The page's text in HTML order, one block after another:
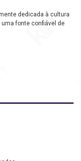
dedicada à cultura
fonte confiável de